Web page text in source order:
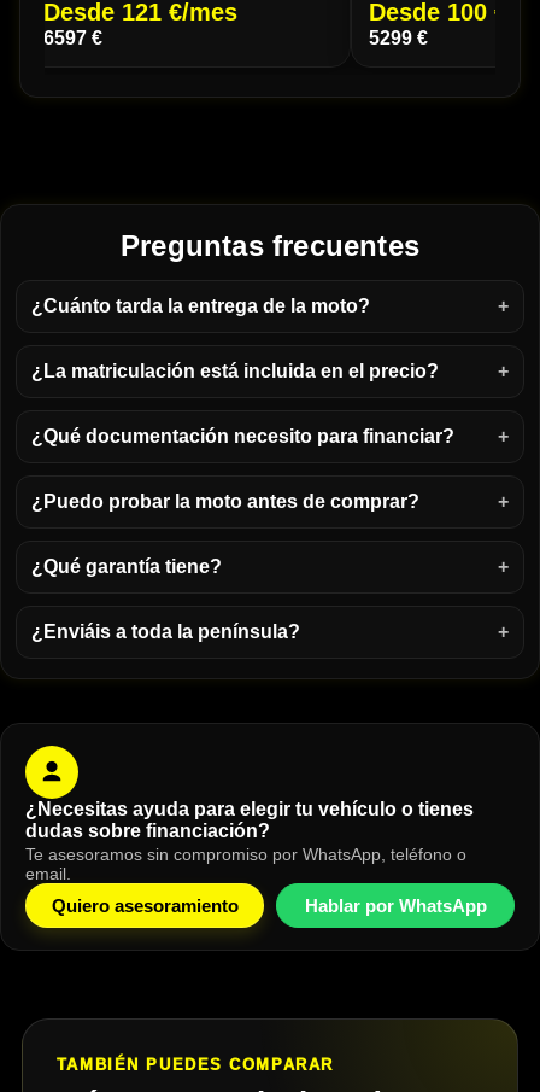
Desde 121 €/mes
6597 €
Desde 100 €/
5299 €
Preguntas frecuentes
¿Cuánto tarda la entrega de la moto?
¿La matriculación está incluida en el precio?
¿Qué documentación necesito para financiar?
¿Puedo probar la moto antes de comprar?
¿Qué garantía tiene?
¿Enviáis a toda la península?
¿Necesitas ayuda para elegir tu vehículo o tienes
dudas sobre financiación?
Te asesoramos sin compromiso por WhatsApp, teléfono o
email.
Quiero asesoramiento Hablar por WhatsApp
TAMBIÉN PUEDES COMPARAR